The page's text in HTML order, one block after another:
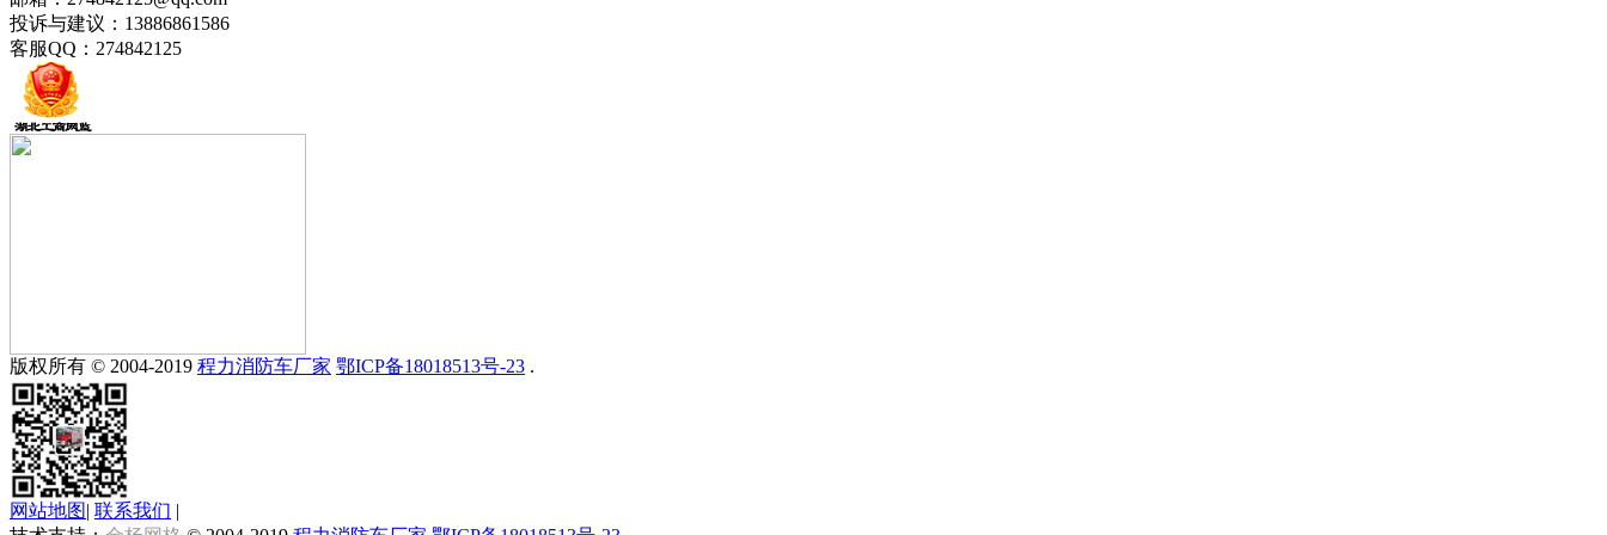
投诉与建议：13886861586
客服QQ：274842125
版权所有 © 2004-2019 程力消防车厂家 鄂ICP备18018513号-23 .
网站地图| 联系我们 |